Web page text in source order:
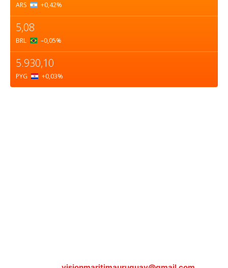
ARS +0,42%
5,08
BRL –0,05%
5.930,10
PYG +0,03%